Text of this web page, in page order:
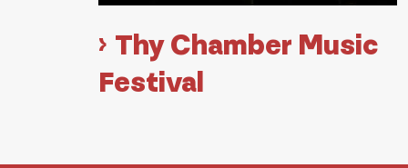
Thy Chamber Music
Festival